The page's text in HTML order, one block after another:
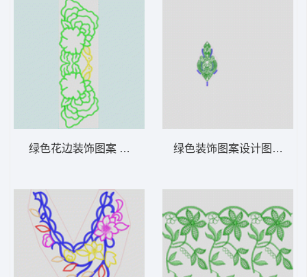
绿色花边装饰图案 曲线花朵 绿色装饰图案设计图 古典